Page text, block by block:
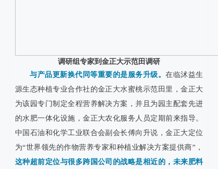
调研组专家到金正大示范田调研
与产品更新换代同等重要的是服务升级。 在临沭益生
源生态种植专业合作社的金正大水蜜桃示范田里，金正大
为该园专门制定全程营养解决方案，并且为园主配套先进
的水肥一体化设施，金正大农化服务人员定期前来指导。
中国石油和化学工业联合会副会长傅向升说，金正大定位
为“世界领先的作物营养专家和种植业解决方案提供商”，
这种超前定位与很多跨国公司的战略是相近的，未来肥料